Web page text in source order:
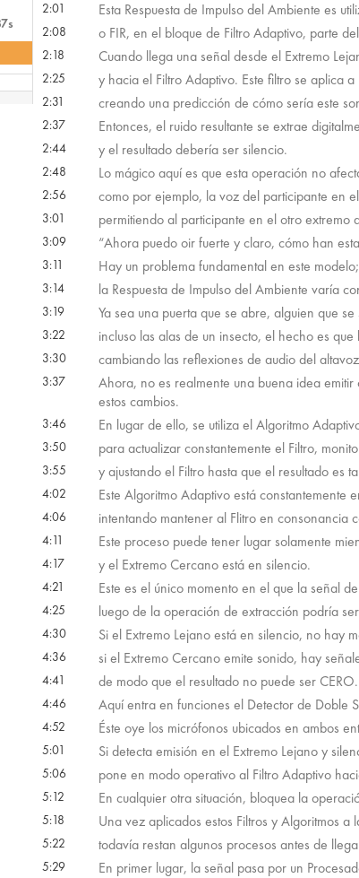
2:01 Esta Respuesta de Impulso del Ambiente es
2:08 o FIR, en el bloque de Filtro Adaptivo, parte
2:18 Cuando llega una señal desde el Extremo
2:25 y hacia el Filtro Adaptivo. Este filtro se aplica a
2:31 creando una predicción de cómo sería este
2:37 Entonces, el ruido resultante se extrae
2:44 y el resultado debería ser silencio.
2:48 Lo mágico aquí es que esta operación no
2:56 como por ejemplo, la voz del participante en
3:01 permitiendo al participante en el otro
3:09 “Ahora puedo oir fuerte y claro, cómo han
3:11 Hay un problema fundamental en este modelo;
3:14 la Respuesta de Impulso del Ambiente varía
3:19 Ya sea una puerta que se abre, alguien que
3:22 incluso las alas de un insecto, el hecho es
3:30 cambiando las reflexiones de audio del
3:37
Ahora, no es realmente una buena idea
estos cambios.
3:46 En lugar de ello, se utiliza el Algoritmo
3:50 para actualizar constantemente el Filtro,
3:55 y ajustando el Filtro hasta que el resultado es
4:02 Este Algoritmo Adaptivo está constantemente
4:06 intentando mantener al Flitro en consonancia
4:11 Este proceso puede tener lugar solamente
4:17 y el Extremo Cercano está en silencio.
4:21 Este es el único momento en el que la señal
4:25 luego de la operación de extracción podría
4:30 Si el Extremo Lejano está en silencio, no hay
4:36 si el Extremo Cercano emite sonido, hay
4:41 de modo que el resultado no puede ser CERO.
4:46 Aquí entra en funciones el Detector de Doble
4:52 Éste oye los micrófonos ubicados en ambos
5:01 Si detecta emisión en el Extremo Lejano y
5:06 pone en modo operativo al Filtro Adaptivo
5:12 En cualquier otra situación, bloquea la
5:18 Una vez aplicados estos Filtros y Algoritmos a
5:22 todavía restan algunos procesos antes de
5:29 En primer lugar, la señal pasa por un